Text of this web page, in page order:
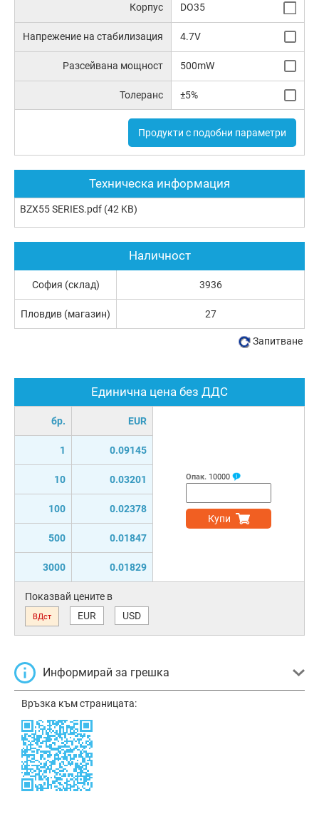
Корпус DO35
Напрежение на стабилизация 4.7V
Разсейвана мощност 500mW
Толеранс ±5%
Продукти с подобни параметри
Техническа информация
BZX55 SERIES.pdf (42 KB)
Единична цена без ДДС
бр. EUR
1 0.09145
10 0.03201
100 0.02378
500 0.01847
3000 0.01829
Опак. 10000
Купи
Показвай цените в
ВДст EUR USD
Информирай за грешка
Връзка към страницата:
Наличност
София (склад) 3936
Пловдив (магазин) 27
Запитване